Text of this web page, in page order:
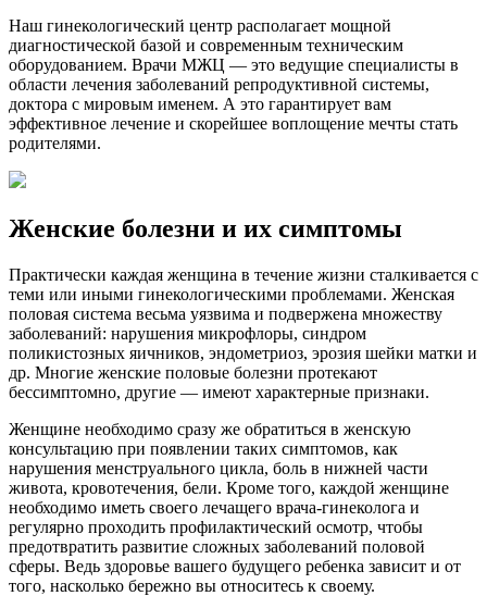
Наш гинекологический центр располагает мощной
диагностической базой и современным техническим
оборудованием. Врачи МЖЦ — это ведущие специалисты в
области лечения заболеваний репродуктивной системы,
доктора с мировым именем. А это гарантирует вам
эффективное лечение и скорейшее воплощение мечты стать
родителями.
Женские болезни и их симптомы
Практически каждая женщина в течение жизни сталкивается с
теми или иными гинекологическими проблемами. Женская
половая система весьма уязвима и подвержена множеству
заболеваний: нарушения микрофлоры, синдром
поликистозных яичников, эндометриоз, эрозия шейки матки и
др. Многие женские половые болезни протекают
бессимптомно, другие — имеют характерные признаки.
Женщине необходимо сразу же обратиться в женскую
консультацию при появлении таких симптомов, как
нарушения менструального цикла, боль в нижней части
живота, кровотечения, бели. Кроме того, каждой женщине
необходимо иметь своего лечащего врача-гинеколога и
регулярно проходить профилактический осмотр, чтобы
предотвратить развитие сложных заболеваний половой
сферы. Ведь здоровье вашего будущего ребенка зависит и от
того, насколько бережно вы относитесь к своему.